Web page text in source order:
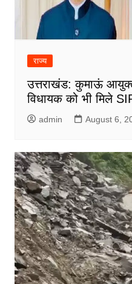
राज्य
उत्तराखंड: कुमाऊं
विधायक को भी मिले
admin August 6,